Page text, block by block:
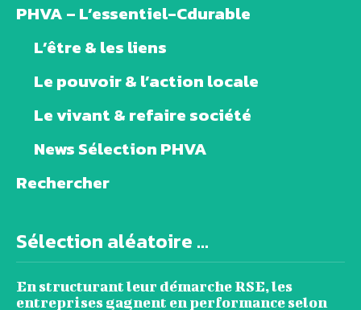
PHVA – L’essentiel-Cdurable
L’être & les liens
Le pouvoir & l’action locale
Le vivant & refaire société
News Sélection PHVA
Rechercher
Sélection aléatoire ...
En structurant leur démarche RSE, les
entreprises gagnent en performance selon